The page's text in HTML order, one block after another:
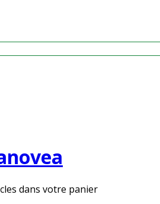
dans votre panier